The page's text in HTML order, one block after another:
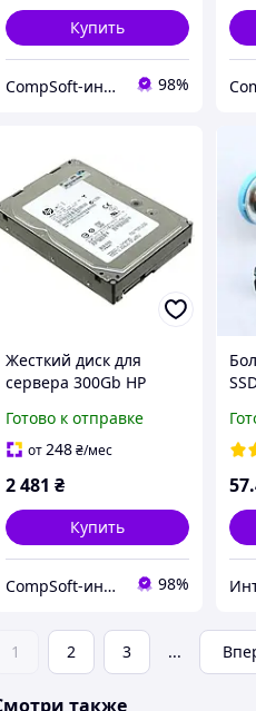
Купить
CompSoft-интернет магазин компьютерных комплектующих 98%
Жесткий диск для
сервера 300Gb HP
001) 15K 3,5" SAS БУ
Готово к отправке
от248₴/мес
2 481 ₴
Купить
CompSoft-интернет магазин компьютерных комплектующих 98%
57
1 2 3 ...
также